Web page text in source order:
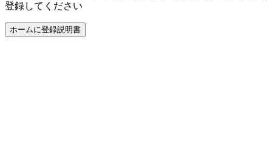
登録してください
ホームに登録説明書